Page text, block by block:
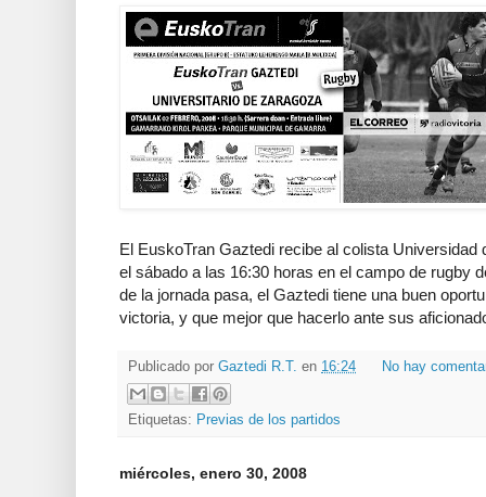
El EuskoTran Gaztedi recibe al colista Universidad
el sábado a las 16:30 horas en el campo de rugby
de la jornada pasa, el Gaztedi tiene una buen
victoria, y que mejor que hacerlo ante sus
Publicado por Gaztedi R.T. en 16:24 No hay
Etiquetas: Previas de los partidos
miércoles, enero 30, 2008